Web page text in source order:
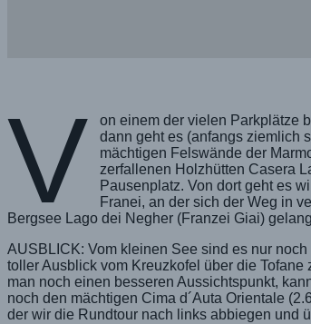
V
on einem der vielen Parkplätze
dann geht es (anfangs ziemlich
mächtigen Felswände der
zerfallenen Holzhütten Casera
Pausenplatz. Von dort geht es
Franei, an der sich der Weg in
Bergsee Lago dei Negher (Franzei Giai)
AUSBLICK: Vom kleinen See sind es nur
toller Ausblick vom Kreuzkofel über die
man noch einen besseren Aussichtspunkt,
noch den mächtigen Cima d´Auta Orientale
der wir die Rundtour nach links abbiegen und